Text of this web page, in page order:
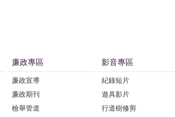
廉政專區
廉政宣導
廉政期刊
檢舉管道
影音專區
紀錄短片
遊具影片
行道樹修剪